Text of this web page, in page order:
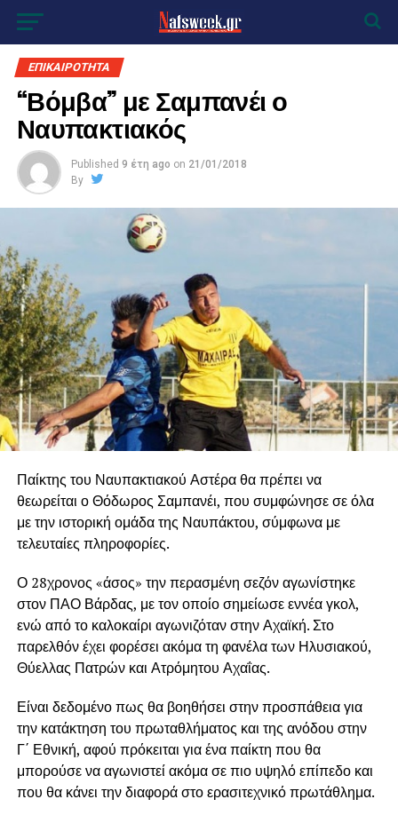
ΕΠΙΚΑΙΡΟΤΗΤΑ
“Βόμβα” με Σαμπανέι ο
Ναυπακτιακός
Published 9 έτη ago on 21/01/2018
By
Παίκτης του Ναυπακτιακού Αστέρα θα πρέπει να
θεωρείται ο Θόδωρος Σαμπανέι, που συμφώνησε σε όλα
με την ιστορική ομάδα της Ναυπάκτου, σύμφωνα με
τελευταίες πληροφορίες.
Ο 28χρονος «άσος» την περασμένη σεζόν αγωνίστηκε
στον ΠΑΟ Βάρδας, με τον οποίο σημείωσε εννέα γκολ,
ενώ από το καλοκαίρι αγωνιζόταν στην Αχαϊκή. Στο
παρελθόν έχει φορέσει ακόμα τη φανέλα των Ηλυσιακού,
Θύελλας Πατρών και Ατρόμητου Αχαΐας.
Είναι δεδομένο πως θα βοηθήσει στην προσπάθεια για
την κατάκτηση του πρωταθλήματος και της ανόδου στην
Γ΄ Εθνική, αφού πρόκειται για ένα παίκτη που θα
μπορούσε να αγωνιστεί ακόμα σε πιο υψηλό επίπεδο και
που θα κάνει την διαφορά στο ερασιτεχνικό πρωτάθλημα.